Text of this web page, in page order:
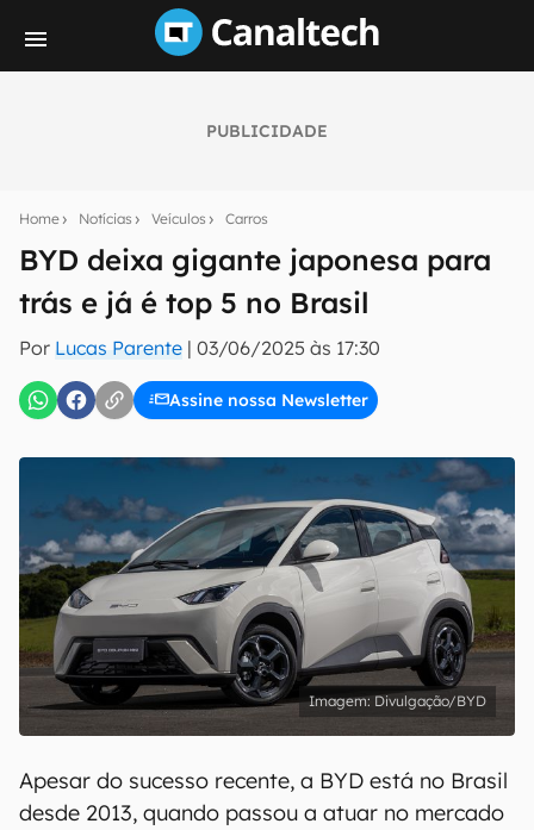
PUBLICIDADE
Home Notícias Veículos Carros
BYD deixa gigante japonesa para
trás e já é top 5 no Brasil
Por Lucas Parente | 03/06/2025 às 17:30
Assine nossa Newsletter
notícias e reviews sobre tecnologia em primeira
mão.
E-mail
inscreva-se
Confirmo que li, aceito e concordo com os
Termos de
Uso e Política de Privacidade do Canaltech.
Divulgação/BYD
Apesar do sucesso recente, a BYD está no Brasil
desde 2013, quando passou a atuar no mercado